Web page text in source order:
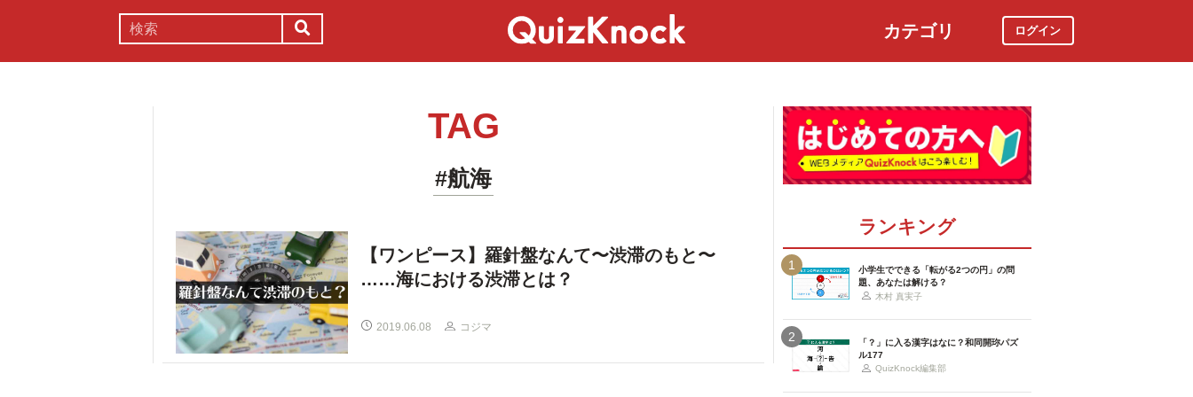
カテゴリ ログイン
TAG
#航海
【ワンピース】羅針盤なんて〜渋滞のもと〜
……海における渋滞とは？
2019.06.08 コジマ
ランキング
1
小学生でできる「転がる2つの円」の問
題、あなたは解ける？
木村 真実子
2
「？」に入る漢字はなに？和同開珎パズ
ル177
QuizKnock編集部